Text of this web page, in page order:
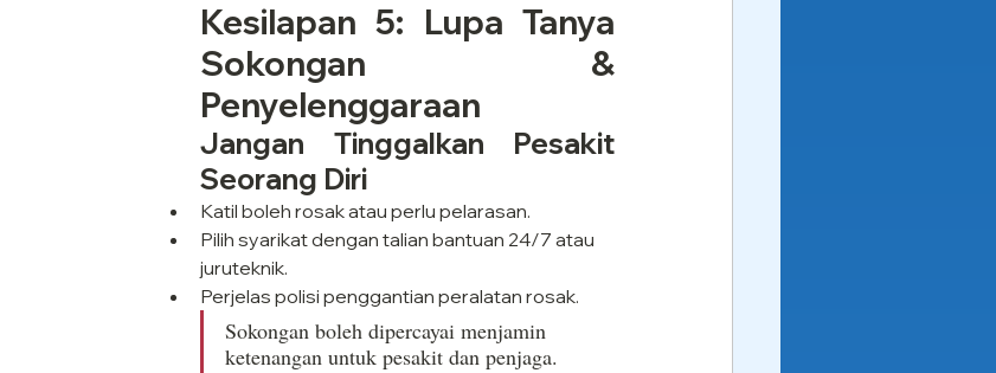
Kesilapan 5: Lupa Tanya
Sokongan &
Penyelenggaraan
Jangan Tinggalkan Pesakit
Seorang Diri
Katil boleh rosak atau perlu pelarasan.
Pilih syarikat dengan talian bantuan 24/7 atau
juruteknik.
Perjelas polisi penggantian peralatan rosak.
Sokongan boleh dipercayai menjamin
ketenangan untuk pesakit dan penjaga.